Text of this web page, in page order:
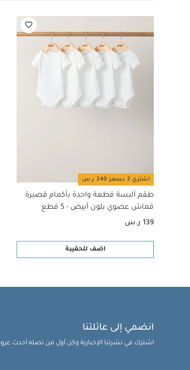
اشتري 2 بسعر 240 ر.س
طقم ألبسة قطعة واحدة بأكمام قصيرة
قماش عضوي بلون أبيض - 5 قطع
139 ر.س
اضف للحقيبة
انضمي إلى عائلتنا
اشترك في نشرتنا الإخبارية وكن أول من تصله أحدث